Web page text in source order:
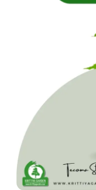
ต้นพันธุ์สมุนไพร
ไม้ดอกไม้ประดับ